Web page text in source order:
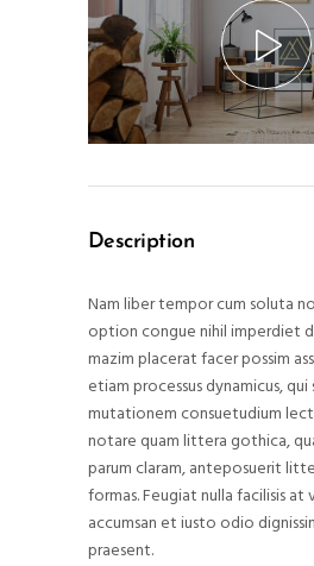
Description
Nam liber tempor cum soluta
option congue nihil imperdiet
mazim placerat facer possim
etiam processus dynamicus,
mutationem consuetudium
notare quam littera gothica,
parum claram, anteposuerit
formas. Feugiat nulla facilisis at
accumsan et iusto odio
praesent.